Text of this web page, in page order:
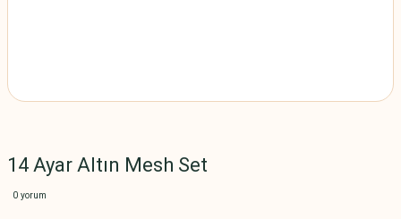
14 Ayar Altın Mesh Set
0 yorum